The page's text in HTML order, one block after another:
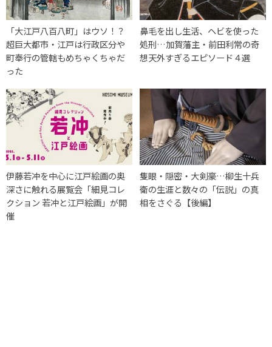
「大江戸八百八町」はウソ！？
超巨大都市・江戸は行政区分や
町奉行の管轄もめちゃくちゃだ
った
鼻毛を出し生活、ヘビを使った
処刑…加賀藩主・前田利常の奇
想天外すぎるエピソード４選
伊藤若冲を中心に江戸絵画の奥
深さに触れる展覧会「細見コレ
クション 若冲と江戸絵画」が開
催
隻眼・隠密・大剣豪…柳生十兵
衛の生涯と数々の「伝説」の真
相をさぐる【後編】